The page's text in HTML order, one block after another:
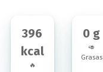
396
kcal
🔥
0 g
🥑
Grasas